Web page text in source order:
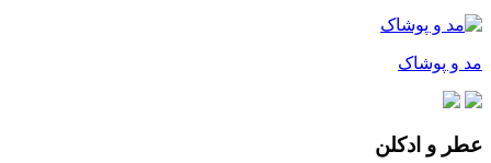
مد و پوشاک
عطر و ادکلن